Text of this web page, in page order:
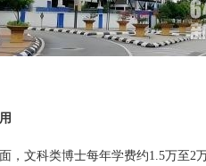
，文科类博士每年学费约1.5万至2